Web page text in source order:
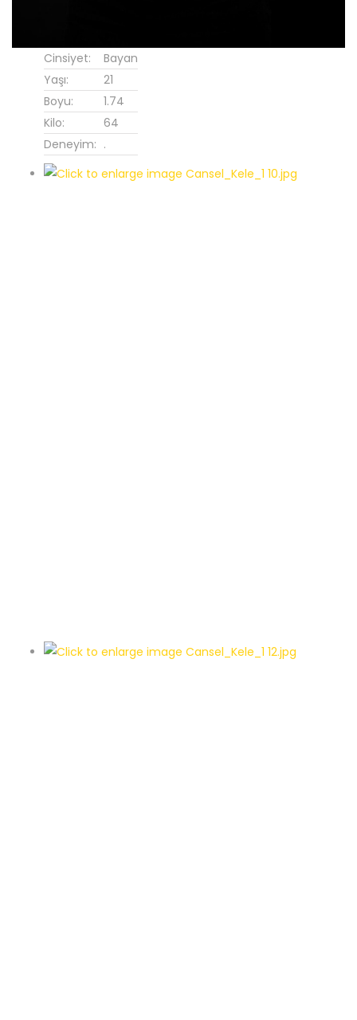
Cinsiyet:
Bayan
Yaşı:
21
Boyu:
1.74
Kilo:
64
Deneyim: .